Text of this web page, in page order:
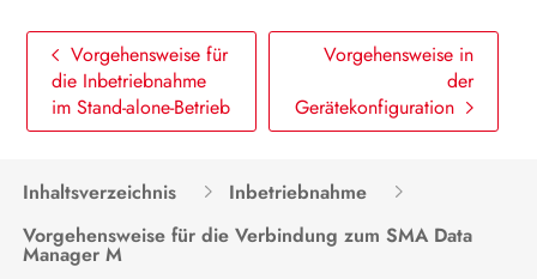
Vorgehensweise für
die Inbetriebnahme
im Stand-alone-Betrieb
Vorgehensweise in
der
Gerätekonfiguration
Inhaltsverzeichnis
Inbetriebnahme
Vorgehensweise für die Verbindung zum SMA Data
Manager M